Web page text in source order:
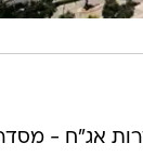
אג"ח -